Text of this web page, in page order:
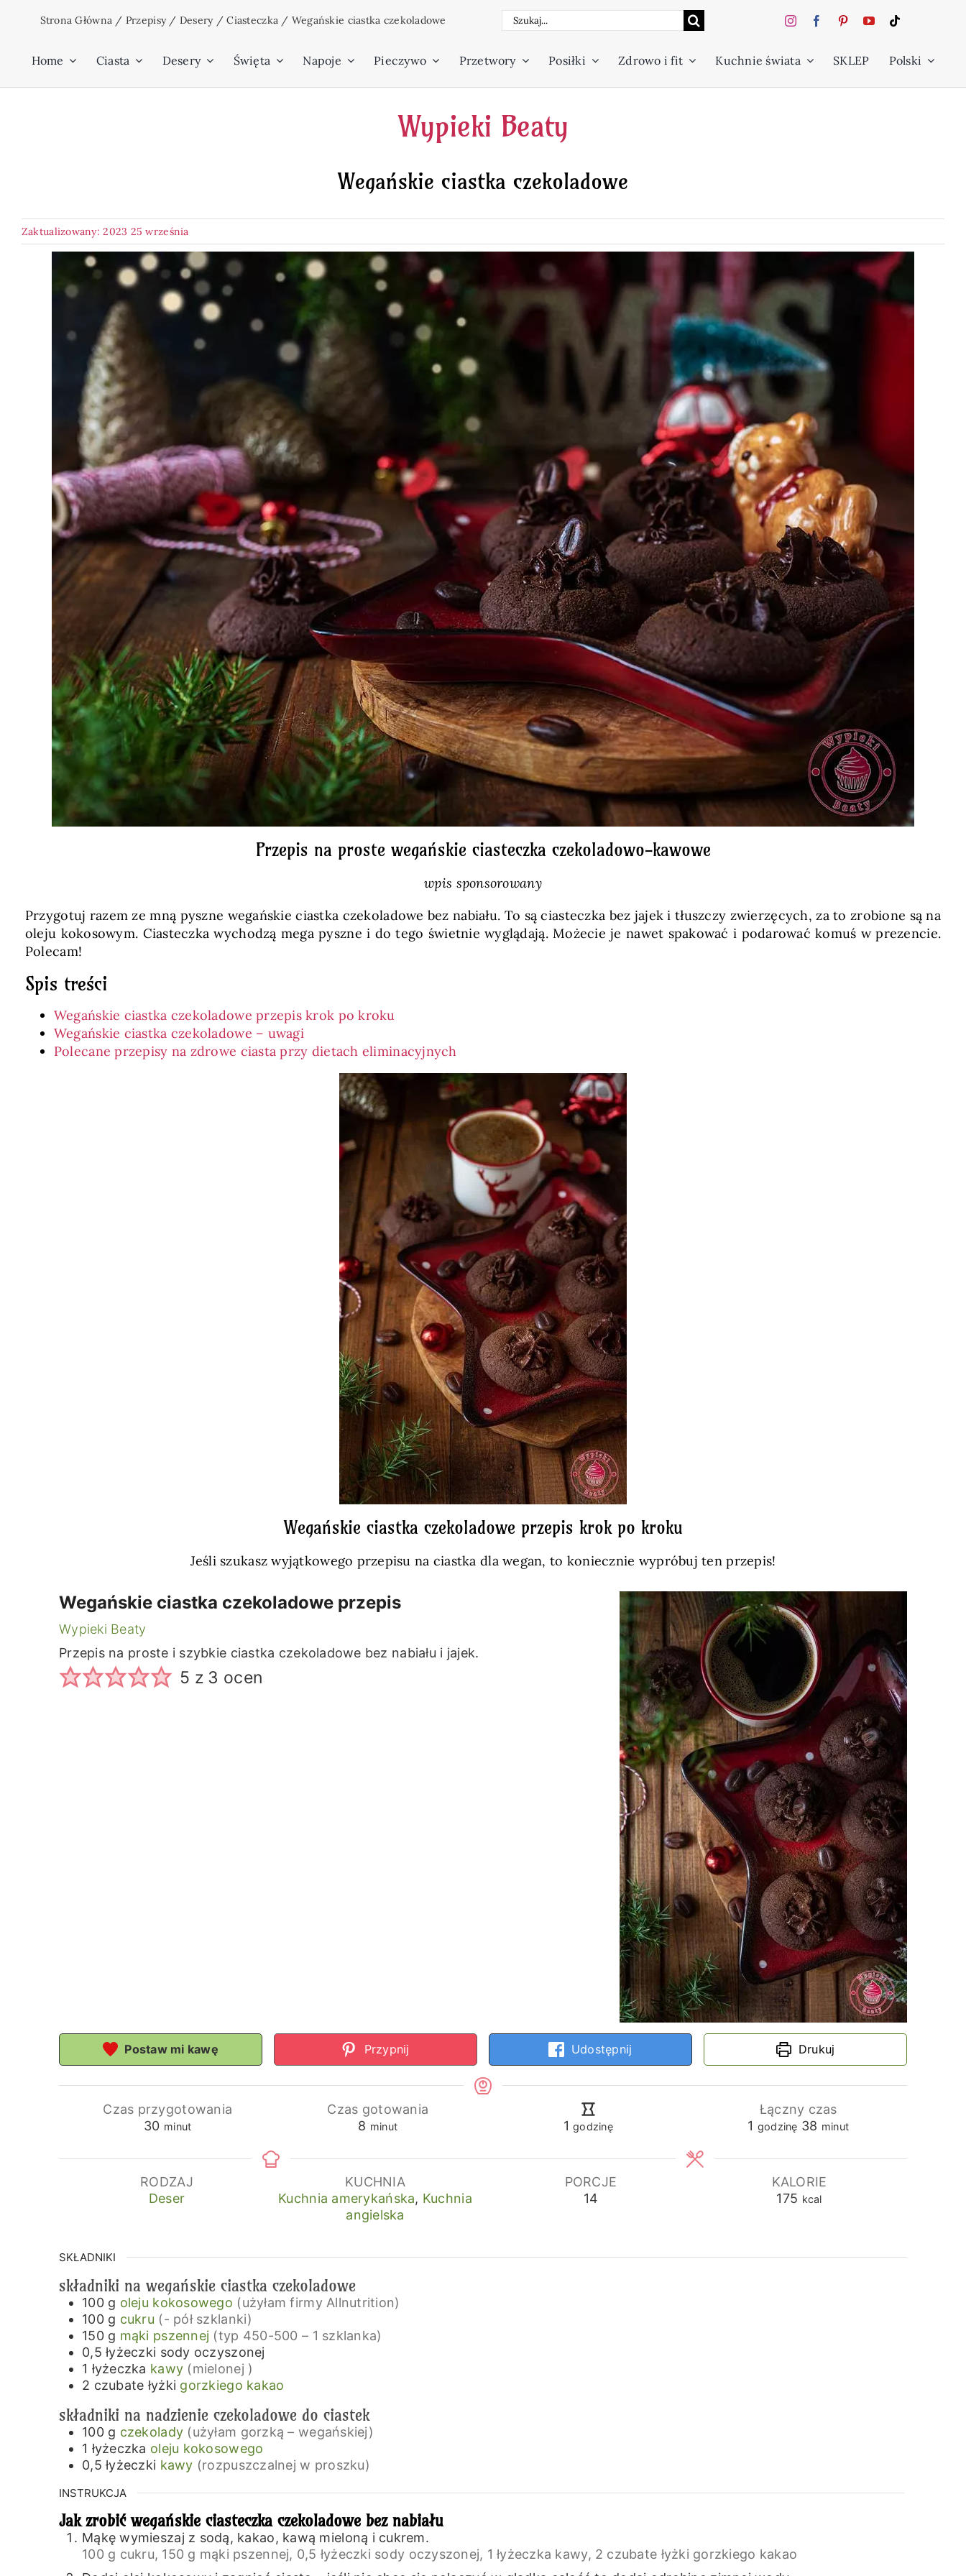
Strona Główna / Przepisy/ Desery/Ciasteczka / Wegańskie ciastka czekoladowe Szukaj
Home Ciasta Desery Święta Napoje Pieczywo Przetwory Posiłki Zdrowo i fit Kuchnie świata SKLEP Polski
Wypieki Beaty
Wegańskie ciastka czekoladowe
Zaktualizowany: 2023 25 września
Przepis na proste wegańskie ciasteczka czekoladowo-kawowe
wpis sponsorowany
Przygotuj razem ze mną pyszne wegańskie ciastka czekoladowe bez nabiału. To są ciasteczka bez jajek i tłuszczy zwierzęcych, za to zrobione są na
oleju kokosowym. Ciasteczka wychodzą mega pyszne i do tego świetnie wyglądają. Możecie je nawet spakować i podarować komuś w prezencie.
Polecam!
Spis treści
Wegańskie ciastka czekoladowe przepis krok po kroku
Wegańskie ciastka czekoladowe – uwagi
Polecane przepisy na zdrowe ciasta przy dietach eliminacyjnych
Wegańskie ciastka czekoladowe przepis krok po kroku
Jeśli szukasz wyjątkowego przepisu na ciastka dla wegan, to koniecznie wypróbuj ten przepis!
Wegańskie ciastka czekoladowe przepis
Wypieki Beaty
Przepis na proste i szybkie ciastka czekoladowe bez nabiału i jajek.
5 z 3 ocen
Postaw mi kawę Przypnij Udostępnij Drukuj
Czas przygotowania
30minuty
minut
Czas gotowania
8 minuty
minut 1 godzina
godzinę
Łączny czas
1 godzina
godzinę 38 minuty
minut
RODZAJ
Deser
KUCHNIA
Kuchnia amerykańska, Kuchnia
angielska
PORCJE
14
KALORIE
175 kcal
SKŁADNIKI
składniki na wegańskie ciastka czekoladowe
100 g oleju kokosowego (użyłam firmy Allnutrition)
100 g cukru (- pół szklanki)
150 g mąki pszennej (typ 450-500 – 1 szklanka)
0,5 łyżeczki sody oczyszonej
1 łyżeczka kawy (mielonej )
2 czubate łyżki gorzkiego kakao
składniki na nadzienie czekoladowe do ciastek
100 g czekolady (użyłam gorzką – wegańskiej)
1 łyżeczka oleju kokosowego
0,5 łyżeczki kawy (rozpuszczalnej w proszku)
INSTRUKCJA
Jak zrobić wegańskie ciasteczka czekoladowe bez nabiału
Mąkę wymieszaj z sodą, kakao, kawą mieloną i cukrem.
100 g cukru, 150 g mąki pszennej, 0,5 łyżeczki sody oczyszonej, 1 łyżeczka kawy, 2 czubate łyżki gorzkiego kakao